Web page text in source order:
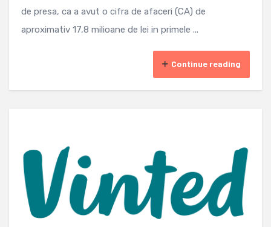
de presa, ca a avut o cifra de afaceri (CA) de
aproximativ 17,8 milioane de lei in primele ...
Continue reading